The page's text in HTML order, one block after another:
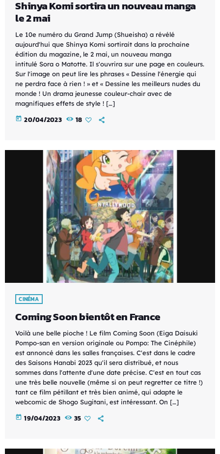
Shinya Komi sortira un nouveau manga
le 2 mai
Le 10e numéro du Grand Jump (Shueisha) a révélé
aujourd'hui que Shinya Komi sortirait dans la prochaine
édition du magazine, le 2 mai, un nouveau manga
intitulé Sora o Matotte. Il s'ouvrira sur une page en couleurs.
Sur l'image on peut lire les phrases « Dessine l'énergie qui
ne perdra face à rien ! » et « Dessine les meilleurs nudes du
monde ! Un drama jeunesse couleur-chair avec de
magnifiques effets de style ! […]
today 20/04/2023 18
CINÉMA
Coming Soon bientôt en France
Voilà une belle pioche ! Le film Coming Soon (Eiga Daisuki
Pompo-san en version originale ou Pompo: The Cinéphile)
est annoncé dans les salles françaises. C'est dans le cadre
des Saisons Hanabi 2023 qu'il sera distribué, et nous
sommes dans l'attente d'une date précise. C'est en tout cas
une très belle nouvelle (même si on peut regretter ce titre !)
tant ce film pétillant et très bien animé, qui adapte le
webcomic de Shogo Sugitani, est intéressant. On […]
today 19/04/2023 35